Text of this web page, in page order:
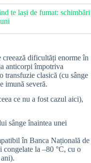
te lași de fumat: schimbări
creează dificultăți enorme în
anticorpi împotriva
transfuzie clasică (cu sânge
imună severă.
ce nu a fost cazul aici),
sânge înaintea unei
în Banca Națională de
congelate la –80 °C, cu o